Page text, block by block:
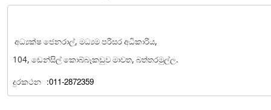
අධ්‍යක්ෂ ජෙනරාල්, මධ්‍යම පරිසර අධිකාරිය,
104, ඩෙන්සිල් කොබ්බෑකඩුව මාවත, බත්තරමුල්ල.
දුරකථන :011-2872359